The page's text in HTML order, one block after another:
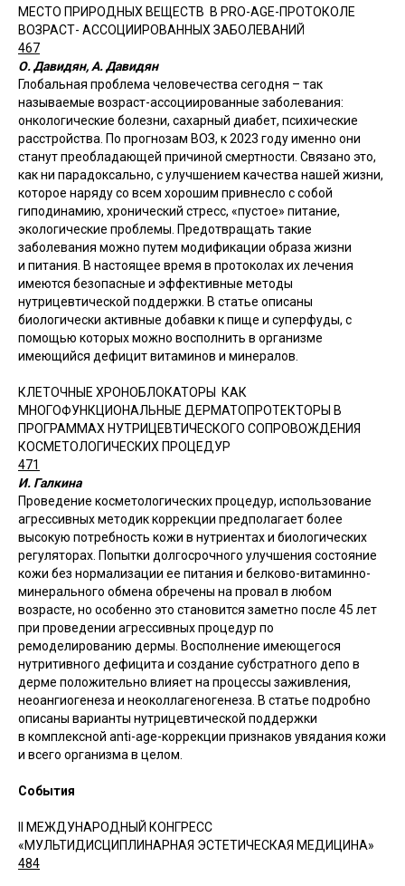
МЕСТО ПРИРОДНЫХ ВЕЩЕСТВ В PRO-AGE-ПРОТОКОЛЕ
ВОЗРАСТ- АССОЦИИРОВАННЫХ ЗАБОЛЕВАНИЙ
467
О. Давидян, А. Давидян
Глобальная проблема человечества сегодня – так
называемые возраст-ассоциированные заболевания:
онкологические болезни, сахарный диабет, психические
расстройства. По прогнозам ВОЗ, к 2023 году именно они
станут преобладающей причиной смертности. Связано это,
как ни парадоксально, с улучшением качества нашей жизни,
которое наряду со всем хорошим привнесло с собой
гиподинамию, хронический стресс, «пустое» питание,
экологические проблемы. Предотвращать такие
заболевания можно путем модификации образа жизни
и питания. В настоящее время в протоколах их лечения
имеются безопасные и эффективные методы
нутрицевтической поддержки. В статье описаны
биологически активные добавки к пище и суперфуды, с
помощью которых можно восполнить в организме
имеющийся дефицит витаминов и минералов.
КЛЕТОЧНЫЕ ХРОНОБЛОКАТОРЫ КАК
МНОГОФУНКЦИОНАЛЬНЫЕ ДЕРМАТОПРОТЕКТОРЫ В
ПРОГРАММАХ НУТРИЦЕВТИЧЕСКОГО СОПРОВОЖДЕНИЯ
КОСМЕТОЛОГИЧЕСКИХ ПРОЦЕДУР
471
И. Галкина
Проведение косметологических процедур, использование
агрессивных методик коррекции предполагает более
высокую потребность кожи в нутриентах и биологических
регуляторах. Попытки долгосрочного улучшения состояние
кожи без нормализации ее питания и белково-витаминно-
минерального обмена обречены на провал в любом
возрасте, но особенно это становится заметно после 45 лет
при проведении агрессивных процедур по
ремоделированию дермы. Восполнение имеющегося
нутритивного дефицита и создание субстратного депо в
дерме положительно влияет на процессы заживления,
неоангиогенеза и неоколлагеногенеза. В статье подробно
описаны варианты нутрицевтической поддержки
в комплексной anti-age-коррекции признаков увядания кожи
и всего организма в целом.
События
II МЕЖДУНАРОДНЫЙ КОНГРЕСС
«МУЛЬТИДИСЦИПЛИНАРНАЯ ЭСТЕТИЧЕСКАЯ МЕДИЦИНА»
484